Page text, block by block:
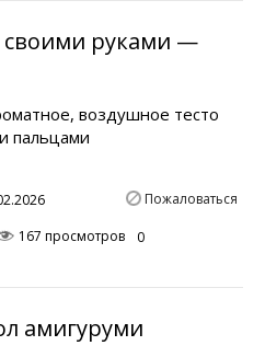
своими руками —
воздушное тесто
пальцами
Пожаловаться
167 просмотров 0
амигуруми